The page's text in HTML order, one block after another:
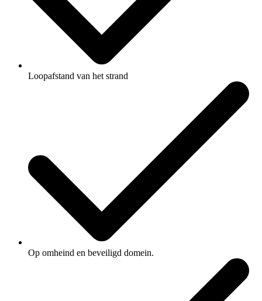
Loopafstand van het strand
Op omheind en beveiligd domein.